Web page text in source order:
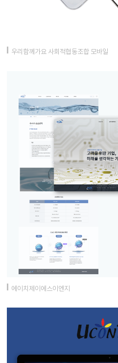
우리함께가요 사회적협동조합 모바일
에이치제이에스이엔지